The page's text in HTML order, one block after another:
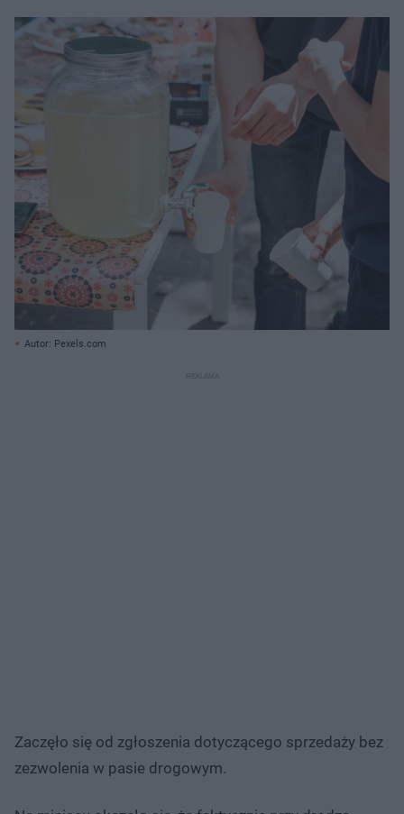
Autor: Pexels.com
Zaczęło się od zgłoszenia dotyczącego sprzedaży bez
zezwolenia w pasie drogowym.